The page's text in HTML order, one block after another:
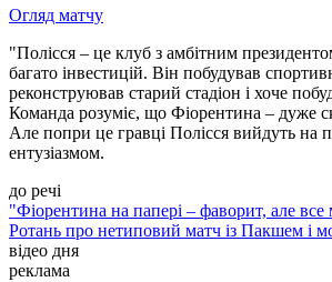
Огляд матчу
"Полісся – це клуб з амбітним
багато інвестицій. Він побудував
реконструював старий стадіон і хоче
Команда розуміє, що Фіорентина – дуже
Але попри це гравці Полісся вийдуть на
ентузіазмом.
до речі
"Фіорентина на папері – фаворит, але
Ротань про нетиповий матч із Пакшем і
відео дня
реклама